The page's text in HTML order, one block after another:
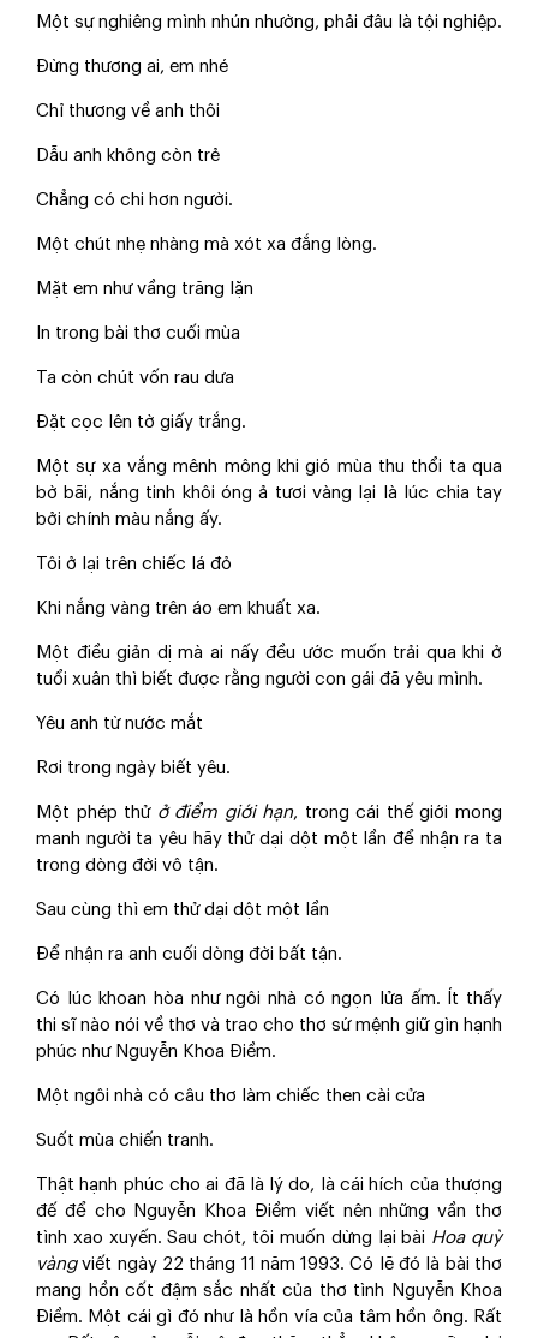
Một sự nghiêng mình nhún nhường, phải đâu là tội nghiệp.
Đừng thương ai, em nhé
Chỉ thương về anh thôi
Dẫu anh không còn trẻ
Chẳng có chi hơn người.
Một chút nhẹ nhàng mà xót xa đắng lòng.
Mặt em như vầng trăng lặn
In trong bài thơ cuối mùa
Ta còn chút vốn rau dưa
Đặt cọc lên tờ giấy trắng.
Một sự xa vắng mênh mông khi gió mùa thu thổi ta qua
bờ bãi, nắng tinh khôi óng ả tươi vàng lại là lúc chia tay
bởi chính màu nắng ấy.
Tôi ở lại trên chiếc lá đỏ
Khi nắng vàng trên áo em khuất xa.
Một điều giản dị mà ai nấy đều ước muốn trải qua khi ở
tuổi xuân thì biết được rằng người con gái đã yêu mình.
Yêu anh từ nước mắt
Rơi trong ngày biết yêu.
Một phép thử ở điểm giới hạn, trong cái thế giới mong
manh người ta yêu hãy thử dại dột một lần để nhận ra ta
trong dòng đời vô tận.
Sau cùng thì em thử dại dột một lần
Để nhận ra anh cuối dòng đời bất tận.
Có lúc khoan hòa như ngôi nhà có ngọn lửa ấm. Ít thấy
thi sĩ nào nói về thơ và trao cho thơ sứ mệnh giữ gìn hạnh
phúc như Nguyễn Khoa Điềm.
Một ngôi nhà có câu thơ làm chiếc then cài cửa
Suốt mùa chiến tranh.
Thật hạnh phúc cho ai đã là lý do, là cái hích của thượng
đế để cho Nguyễn Khoa Điềm viết nên những vần thơ
tình xao xuyến. Sau chót, tôi muốn dừng lại bài Hoa quỳ
vàngviết ngày 22 tháng 11 năm 1993. Có lẽ đó là bài thơ
mang hồn cốt đậm sắc nhất của thơ tình Nguyễn Khoa
Điềm. Một cái gì đó như là hồn vía của tâm hồn ông. Rất